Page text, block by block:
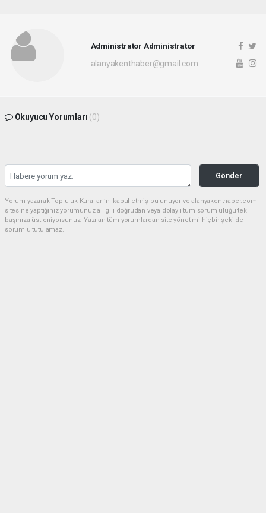
Administrator Administrator
alanyakenthaber@gmail.com
Okuyucu Yorumları (0)
Gönder
Yorum yazarak Topluluk Kuralları’nı kabul etmiş bulunuyor ve alanyakenthaber.com
sitesine yaptığınız yorumunuzla ilgili doğrudan veya dolaylı tüm sorumluluğu tek
başınıza üstleniyorsunuz. Yazılan tüm yorumlardan site yönetimi hiçbir şekilde
sorumlu tutulamaz.